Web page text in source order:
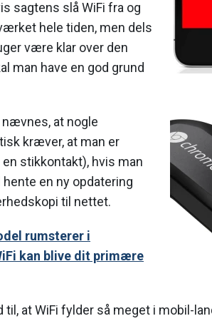
sagtens slå WiFi fra og
hele tiden, men dels
være klar over den
man have en god grund
at nogle
kræver, at man er
stikkontakt), hvis man
en ny opdatering
til nettet.
rumsterer i
kan blive dit primære
til, at WiFi fylder så meget i mobil-